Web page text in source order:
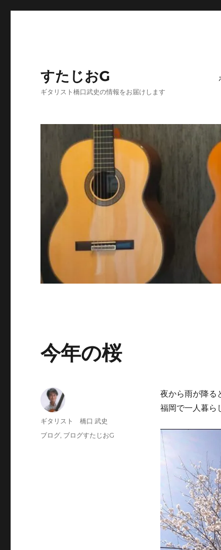
すたじおG
ギタリスト橋口武史の情報をお届けします
今年の桜
夜から雨が降る
福岡で一人暮ら
投
稿
ギタリスト 橋口 武史
投
カ
ブログ, ブログすたじおG